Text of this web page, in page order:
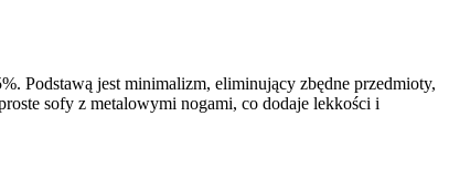
Podstawą jest minimalizm, eliminujący zbędne przedmioty,
sofy z metalowymi nogami, co dodaje lekkości i